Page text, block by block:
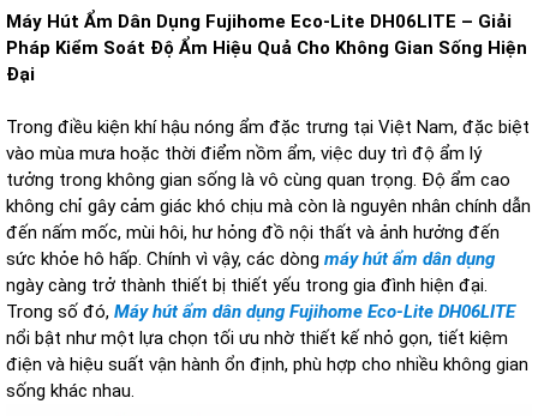
Máy Hút Ẩm Dân Dụng Fujihome Eco-Lite DH06LITE – Giải
Pháp Kiểm Soát Độ Ẩm Hiệu Quả Cho Không Gian Sống Hiện
Đại
Trong điều kiện khí hậu nóng ẩm đặc trưng tại Việt Nam, đặc biệt
vào mùa mưa hoặc thời điểm nồm ẩm, việc duy trì độ ẩm lý
tưởng trong không gian sống là vô cùng quan trọng. Độ ẩm cao
không chỉ gây cảm giác khó chịu mà còn là nguyên nhân chính dẫn
đến nấm mốc, mùi hôi, hư hỏng đồ nội thất và ảnh hưởng đến
sức khỏe hô hấp. Chính vì vậy, các dòng máy hút ẩm dân dụng
ngày càng trở thành thiết bị thiết yếu trong gia đình hiện đại.
Trong số đó, Máy hút ẩm dân dụng Fujihome Eco-Lite DH06LITE
nổi bật như một lựa chọn tối ưu nhờ thiết kế nhỏ gọn, tiết kiệm
điện và hiệu suất vận hành ổn định, phù hợp cho nhiều không gian
sống khác nhau.